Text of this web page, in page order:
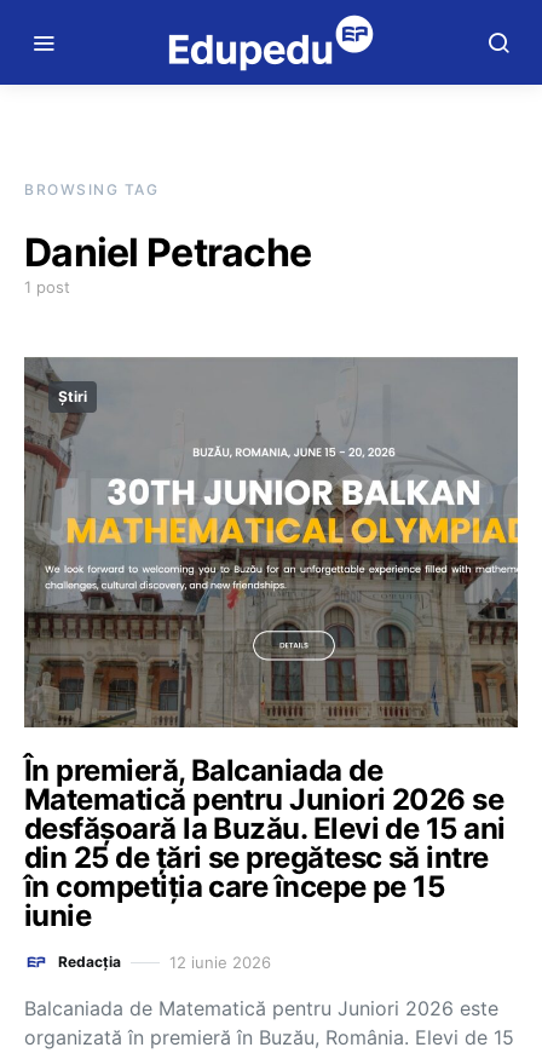
BROWSING TAG
Daniel Petrache
1 post
Știri
În premieră, Balcaniada de
Matematică pentru Juniori 2026 se
desfășoară la Buzău. Elevi de 15 ani
din 25 de țări se pregătesc să intre
în competiția care începe pe 15
iunie
Redacția 12 iunie 2026
Balcaniada de Matematică pentru Juniori 2026 este
organizată în premieră în Buzău, România. Elevi de 15